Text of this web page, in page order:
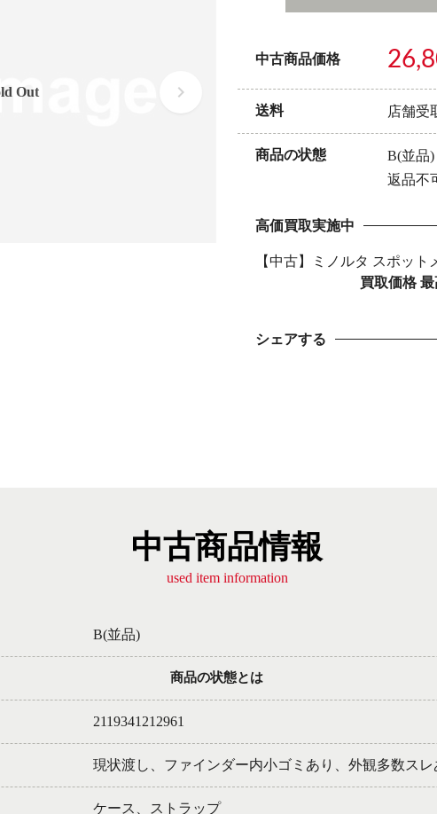
Out
中古商品価格
送料 店舗受
商品の状態
B(並品)
返品不
高価買取実施中
【中古】ミノルタ スポット
買取価格
シェアする
中古商品情報
used item information
B(並品)
商品の状態とは
2119341212961
現状渡し、ファインダー内小ゴミあり、外観多数スレ
ケース、ストラップ